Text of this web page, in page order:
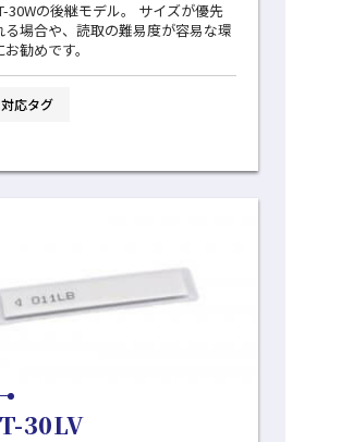
の後継モデル。 サイズが優先
る場合や、読取の難易度が容易な環
勧めです。
応タグ
30LV